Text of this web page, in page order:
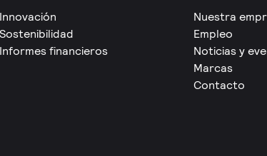
Innovación
Sostenibilidad
Informes financieros
Nuestra
Empleo
Noticias y
Marcas
Contacto